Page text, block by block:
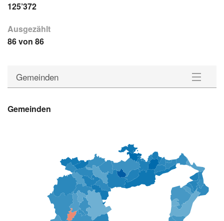
125’372
Ausgezählt
86 von 86
Gemeinden
Downloads
Gemeinden